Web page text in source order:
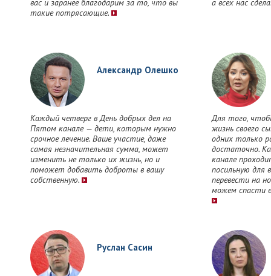
вас и заранее благодарим за то, что вы
такие потрясающие.
а всех нас
Александр Олешко
Каждый четверг в День добрых дел на
Пятом канале — дети, которым нужно
срочное лечение. Ваше участие, даже
самая незначительная сумма, может
изменить не только их жизнь, но и
поможет добавить доброты в вашу
собственную.
Для того,
жизнь своего
одних только
достаточно.
канале
посильную для
перевести на
можем спасти
Руслан Сасин